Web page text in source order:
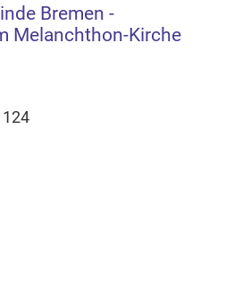
Bremen -
Melanchthon-Kirche